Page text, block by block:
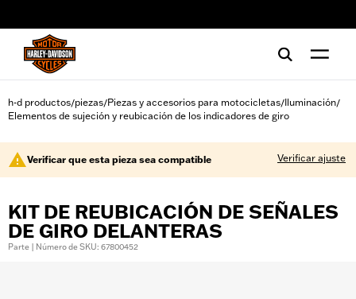
h-d productos/piezas/Piezas y accesorios para motocicletas/Iluminación/
Elementos de sujeción y reubicación de los indicadores de giro
Verificar que esta pieza sea compatible Verificar ajuste
KIT DE REUBICACIÓN DE SEÑALES
DE GIRO DELANTERAS
Parte | Número de SKU: 67800452